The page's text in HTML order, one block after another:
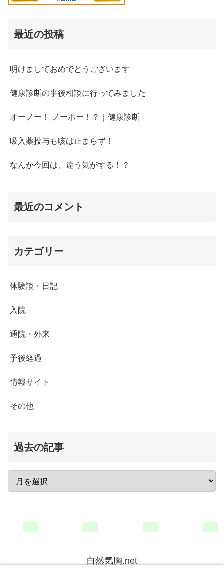
最近の投稿
明けましておめでとうございます
健康診断の事後相談に行ってみました
オーノー！ ノーホー！？｜健康診断
吸入薬投与も咳は止まらず！
なんか今回は、違う気がする！？
最近のコメント
カテゴリー
体験談・日記
入院
通院・外来
予後経過
情報サイト
その他
過去の記事
自然気胸.net